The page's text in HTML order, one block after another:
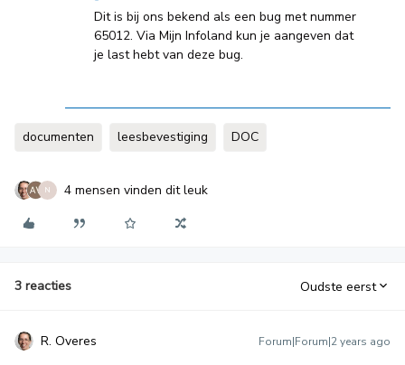
Dit is bij ons bekend als een bug met nummer
65012. Via Mijn Infoland kun je aangeven dat
je last hebt van deze bug.
documenten leesbevestiging DOC
N 4 mensen vinden dit leuk
3 reacties Oudste eerst
R. Overes Forum|Forum|2 years ago